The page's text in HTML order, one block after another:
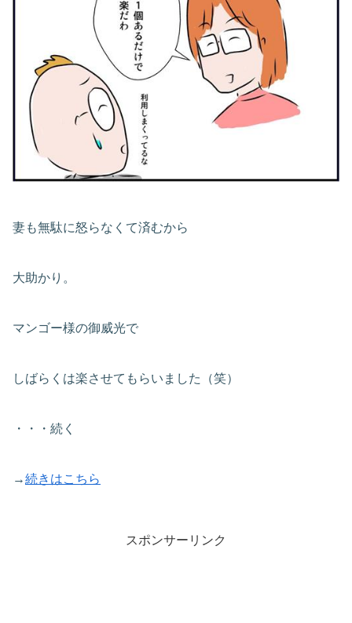
妻も無駄に怒らなくて済むから
大助かり。
マンゴー様の御威光で
しばらくは楽させてもらいました（笑）
・・・続く
→続きはこちら
スポンサーリンク